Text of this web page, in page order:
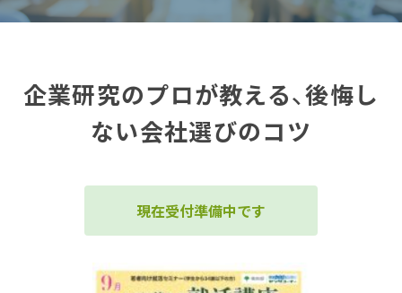
企業研究のプロが教える、後悔し
ない会社選びのコツ
現在受付準備中です